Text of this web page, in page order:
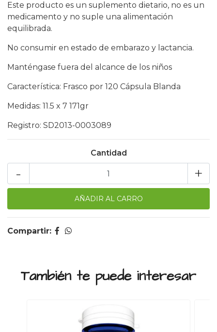
Este producto es un suplemento dietario, no es un
medicamento y no suple una alimentación
equilibrada.
No consumir en estado de embarazo y lactancia.
Manténgase fuera del alcance de los niños
Característica: Frasco por 120 Cápsula Blanda
Medidas: 11.5 x 7 171gr
Registro: SD2013-0003089
Cantidad
+
-
Compartir:
También te puede interesar